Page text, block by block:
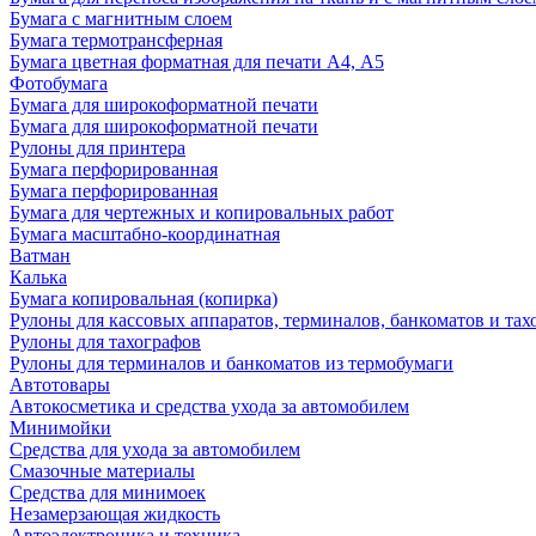
Бумага с магнитным слоем
Бумага термотрансферная
Бумага цветная форматная для печати А4, А5
Фотобумага
Бумага для широкоформатной печати
Бумага для широкоформатной печати
Рулоны для принтера
Бумага перфорированная
Бумага перфорированная
Бумага для чертежных и копировальных работ
Бумага масштабно-координатная
Ватман
Калька
Бумага копировальная (копирка)
Рулоны для кассовых аппаратов, терминалов, банкоматов и
Рулоны для тахографов
Рулоны для терминалов и банкоматов из термобумаги
Автотовары
Автокосметика и средства ухода за автомобилем
Минимойки
Средства для ухода за автомобилем
Смазочные материалы
Средства для минимоек
Незамерзающая жидкость